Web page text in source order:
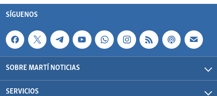
SÍGUENOS
SOBRE MARTÍ NOTICIAS
SERVICIOS